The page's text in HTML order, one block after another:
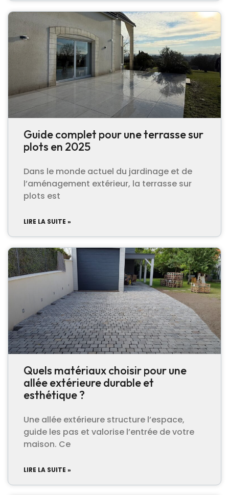
Guide complet pour une terrasse sur
plots en 2025
Dans le monde actuel du jardinage et de
l’aménagement extérieur, la terrasse sur
plots est
LIRE LA SUITE »
Quels matériaux choisir pour une
allée extérieure durable et
esthétique ?
Une allée extérieure structure l’espace,
guide les pas et valorise l’entrée de votre
maison. Ce
LIRE LA SUITE »